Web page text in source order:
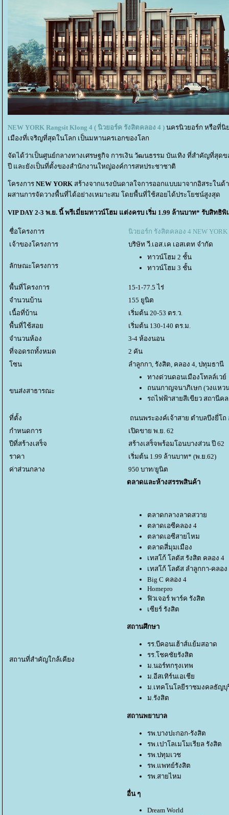
NEW YORK Rangsit Klong 4 ( นิวยอร์ค รังสิตคลอง 4 ) นครนิวยอร์ก หรือที่นิ
เมืองที่เจริญที่สุดในโลก เป็นมหานครเอกของโลก
จัดได้ว่าเป็นศูนย์กลางทางเศรษฐกิจ การเงิน วัฒนธรรม บันเทิง ที่สำคัญที่สุด
ปี และยังเป็นที่ตั้งของสำนักงานใหญ่องค์การสหประชาชาติ
ครงการ NEW YORK สร้างจากแรงบันดาลใจการออกแบบมาจากอิสระใ
ผสานการจัดวางพื้นที่ได้อย่างเหมาะสม โดยพื้นที่ใช้สอยได้ประโยชน์สูงสุด
VIP DAY 2-3 พ.ย. นี้ พรีเมี่ยมทาวน์โฮม แต่งครบ เริ่ม 1.99 ล้านบาท* รับสิทธิ
ชื่อโครงการ
นิวยอร์ก รังสิตคลอง 4 NEW YORK
เจ้าของโครงการ
บริษัท วี.เอส.เค เอสเตท จำกัด
ลักษณะโครงการ
ทาวน์โฮม 2 ชั้น
ทาวน์โฮม 3 ชั้น
พื้นที่โครงการ
15-1-77.5 ไร่
จำนวนบ้าน
155 ยูนิต
เนื้อที่บ้าน
เริ่มต้น 20-53 ตร.ว.
พื้นที่ใช้สอ
เริ่มต้น 130-140 ตร.ม.
จำนวนห้อง
3-4 ห้องนอน
ที่จอดรถทั้งหมด
2 คัน
ซน
ลำลูกกา, รังสิต, คลอง 4, ปทุมธานี
ขนส่งสาธารณะ
ทางด่วนดอนเมืองโทลล์เวย์
ถนนกาญจนาภิเษก (วงแหว
รถไฟฟ้าสายสีเขียว สถานีคล
ที่ตั้ง
ถนนพระองค์เจ้าสาย ตําบลบึงยี่โ
กำหนดการ
เปิดขาย พ.ย. 62
ปีที่สร้างเสร็จ
สร้างเสร็จพร้อมโอนบางส่วน ปี 62
ราคา
เริ่มต้น 1.99 ล้านบาท* (พ.ย.62)
ค่าส่วนกลาง
950 บาท/ยูนิต
สถานที่สำคัญใกล้เคียง
ตลาดและห้างสรรพสินค้า
ตลาดกลางลาดสวา
ตลาดเอซีคลอง 4
ตลาดเอซีสายไหม
ตลาดสี่มุมเมือง
เทสโก้ โลตัส รังสิต คลอง 4
เทสโก้ โลตัส ลำลูกกา-คลอง
Big C คลอง 4
Homepro
ฟิวเจอร์ พาร์ค รังสิต
เซียร์ รังสิต
สถานศึกษา
รร.บีคอนเฮ้าส์แย้มสอาด
รร.โชคชัยรังสิต
ม.นอร์ทกรุงเทพ
ม.อีสเทิร์นเอเชี
ม.เทคโนโลยีราชมงคลธัญบุ
ม.รังสิต
สถานพยาบาล
รพ.บางปะกอก-รังสิต
รพ.เปาโลเมโมเรียล รังสิต
รพ.ปทุมเวช
รพ.แพทย์รังสิต
รพ.สายไหม
อื่น ๆ
Dream World